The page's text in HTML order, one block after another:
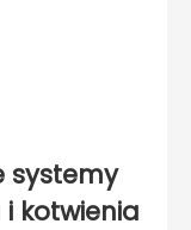
systemy
kotwienia